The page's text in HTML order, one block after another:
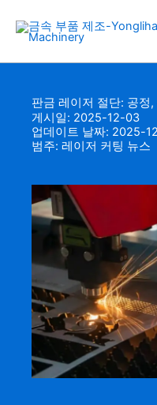
로
판금 레이저 절단: 공정,
게시일: 2025-12-03
업데이트 날짜: 2025-
범주: 레이저 커팅 뉴스